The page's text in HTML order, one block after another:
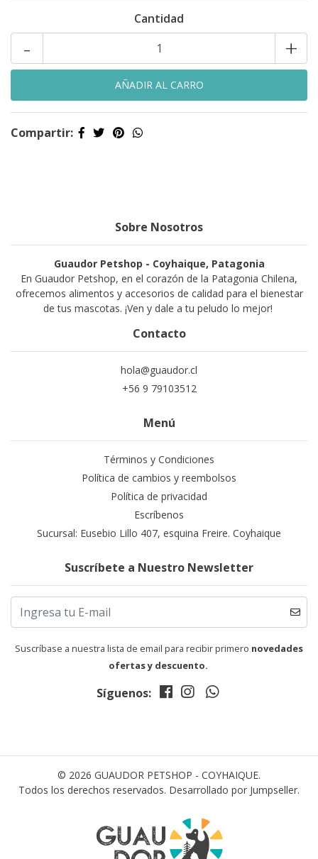
Cantidad
+
-
Compartir:
Sobre Nosotros
Guaudor Petshop - Coyhaique, Patagonia
En Guaudor Petshop, en el corazón de la Patagonia Chilena,
ofrecemos alimentos y accesorios de calidad para el bienestar
de tus mascotas. ¡Ven y dale a tu peludo lo mejor!
Contacto
hola@guaudor.cl
+56 9 79103512
Menú
Términos y Condiciones
Política de cambios y reembolsos
Política de privacidad
Escríbenos
Sucursal: Eusebio Lillo 407, esquina Freire. Coyhaique
Suscríbete a Nuestro Newsletter
Suscríbase a nuestra lista de email para recibir primero novedades
ofertas y descuento.
Síguenos:
© 2026 GUAUDOR PETSHOP - COYHAIQUE.
Todos los derechos reservados. Desarrollado por Jumpseller.